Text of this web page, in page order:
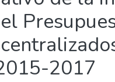
2017